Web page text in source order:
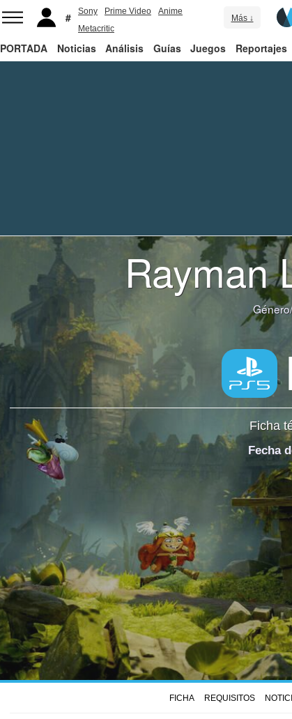
Sony Prime Video
Anime
Metacritic
Más ↓
PORTADA Noticias Análisis Guías Juegos Reportajes
Rayman
Ficha
Fecha
FICHA REQUISITOS